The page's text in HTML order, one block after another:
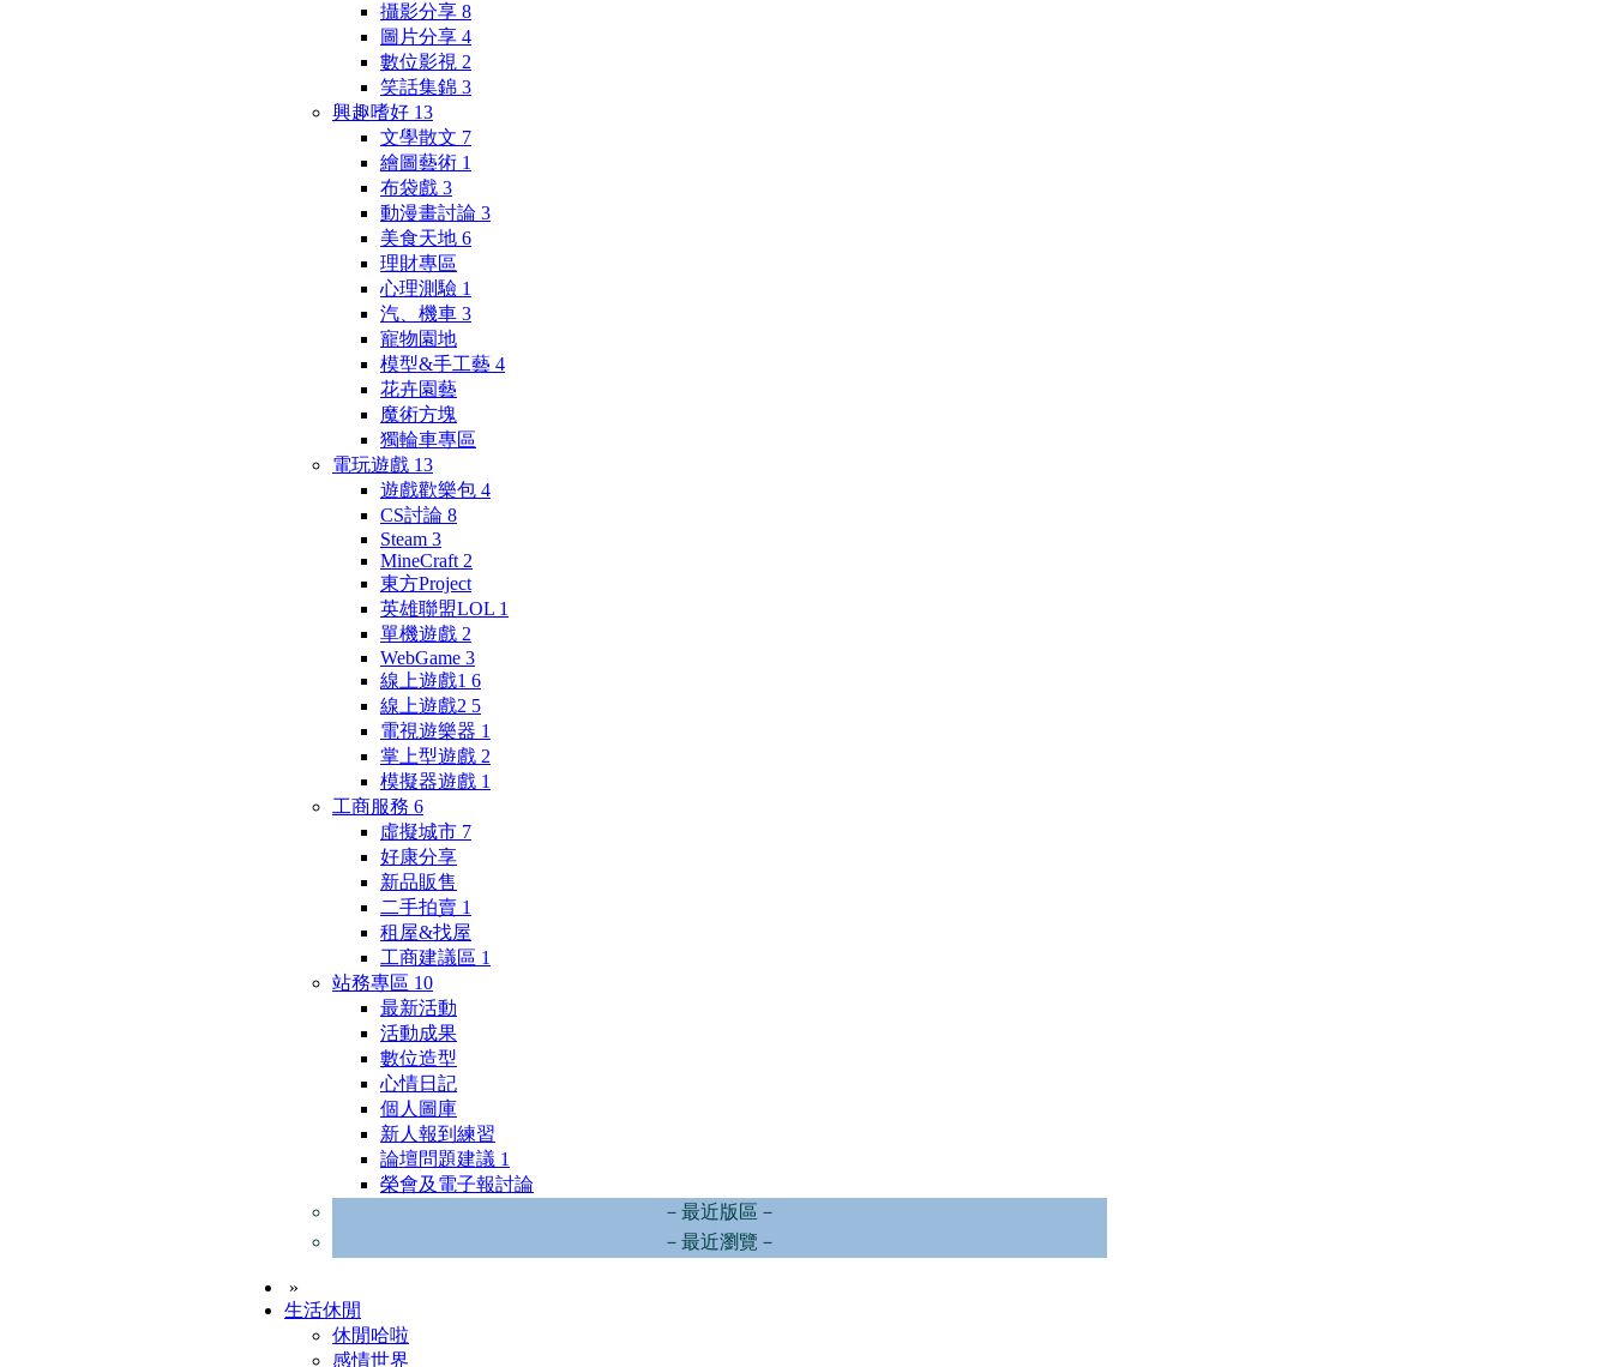
攝影分享 8
圖片分享 4
數位影視 2
笑話集錦 3
興趣嗜好 13
文學散文 7
繪圖藝術 1
布袋戲 3
動漫畫討論 3
美食天地 6
理財專區
心理測驗 1
汽、機車 3
寵物園地
模型&手工藝 4
花卉園藝
魔術方塊
獨輪車專區
電玩遊戲 13
遊戲歡樂包 4
CS討論 8
Steam 3
MineCraft 2
東方Project
英雄聯盟LOL 1
單機遊戲 2
WebGame 3
線上遊戲1 6
線上遊戲2 5
電視遊樂器 1
掌上型遊戲 2
模擬器遊戲 1
工商服務 6
虛擬城市 7
好康分享
新品販售
二手拍賣 1
租屋&找屋
工商建議區 1
站務專區 10
最新活動
活動成果
數位造型
心情日記
個人圖庫
新人報到練習
論壇問題建議 1
榮會及電子報討論
－最近版區－
－最近瀏覽－
»
生活休閒
休閒哈啦
感情世界